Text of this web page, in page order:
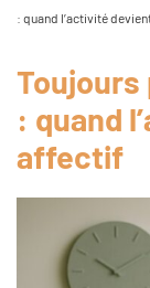
: quand l’activité
Toujours
: quand
affectif